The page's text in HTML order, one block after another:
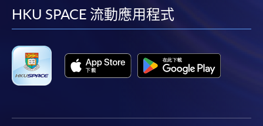
Google Chrome瀏覽器。
申請人不應閒置申請超過10分鐘。否則，申請人
網上報名只支援「提早報讀優惠」。如需享用其他
報讀優惠，請親臨學院的報名中心報名。
功被獲取錄。任何不成功的申請，課程組職員將儘
facebook
youtube
linkedin
HKU SPACE 流動應用程式